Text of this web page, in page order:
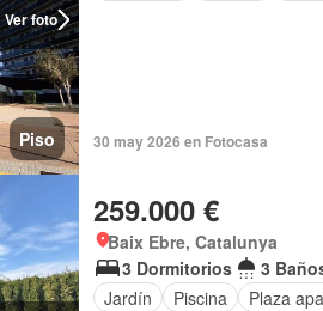
Ver foto
Piso 30 may 2026 en Fotocasa
259.000 €
Baix Ebre, Catalunya
3 Dormitorios
3
Jardín
Piscina Plaza